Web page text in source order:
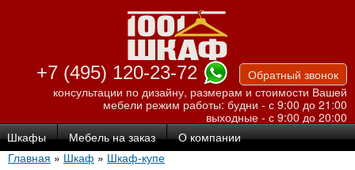
Перейти к
основному
содержанию
+7 (495) 120-23-72
Обратный звонок
консультации по дизайну, размерам и стоимости Вашей
мебели режим работы: будни - с 9:00 до 21:00
выходные - с 9:00 до 20:00
Шкафы Мебель на заказ О компании
Главная » Шкаф » Шкаф-купе